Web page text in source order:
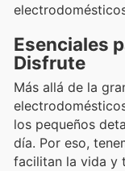
Esenciales
Disfrute
Más allá de la
los pequeños
día. Por eso,
facilitan la vida y